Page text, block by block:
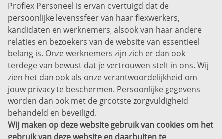
Info@proflexpersoneel.nl
Bel ons:+31 (0)85 0450040
Prins Willem-Alexanderlaan 301
7311 SW Apeldoorn
Disclaimer
Privacyverklaring
Sitemap
Copyright
Bekijk ook eens
Proflex Personeel is ervan overtuigd dat de
persoonlijke levenssfeer van haar flexwerkers,
kandidaten en werknemers, alsook van haar andere
relaties en bezoekers van de website van essentieel
belang is. Onze werknemers zijn zich er dan ook
terdege van bewust dat je vertrouwen stelt in ons. Wij
zien het dan ook als onze verantwoordelijkheid om
jouw privacy te beschermen. Persoonlijke gegevens
worden dan ook met de grootste zorgvuldigheid
behandeld en beveiligd.
Wij maken op deze website gebruik van cookies om het
gebruik van deze website en daarbuiten te